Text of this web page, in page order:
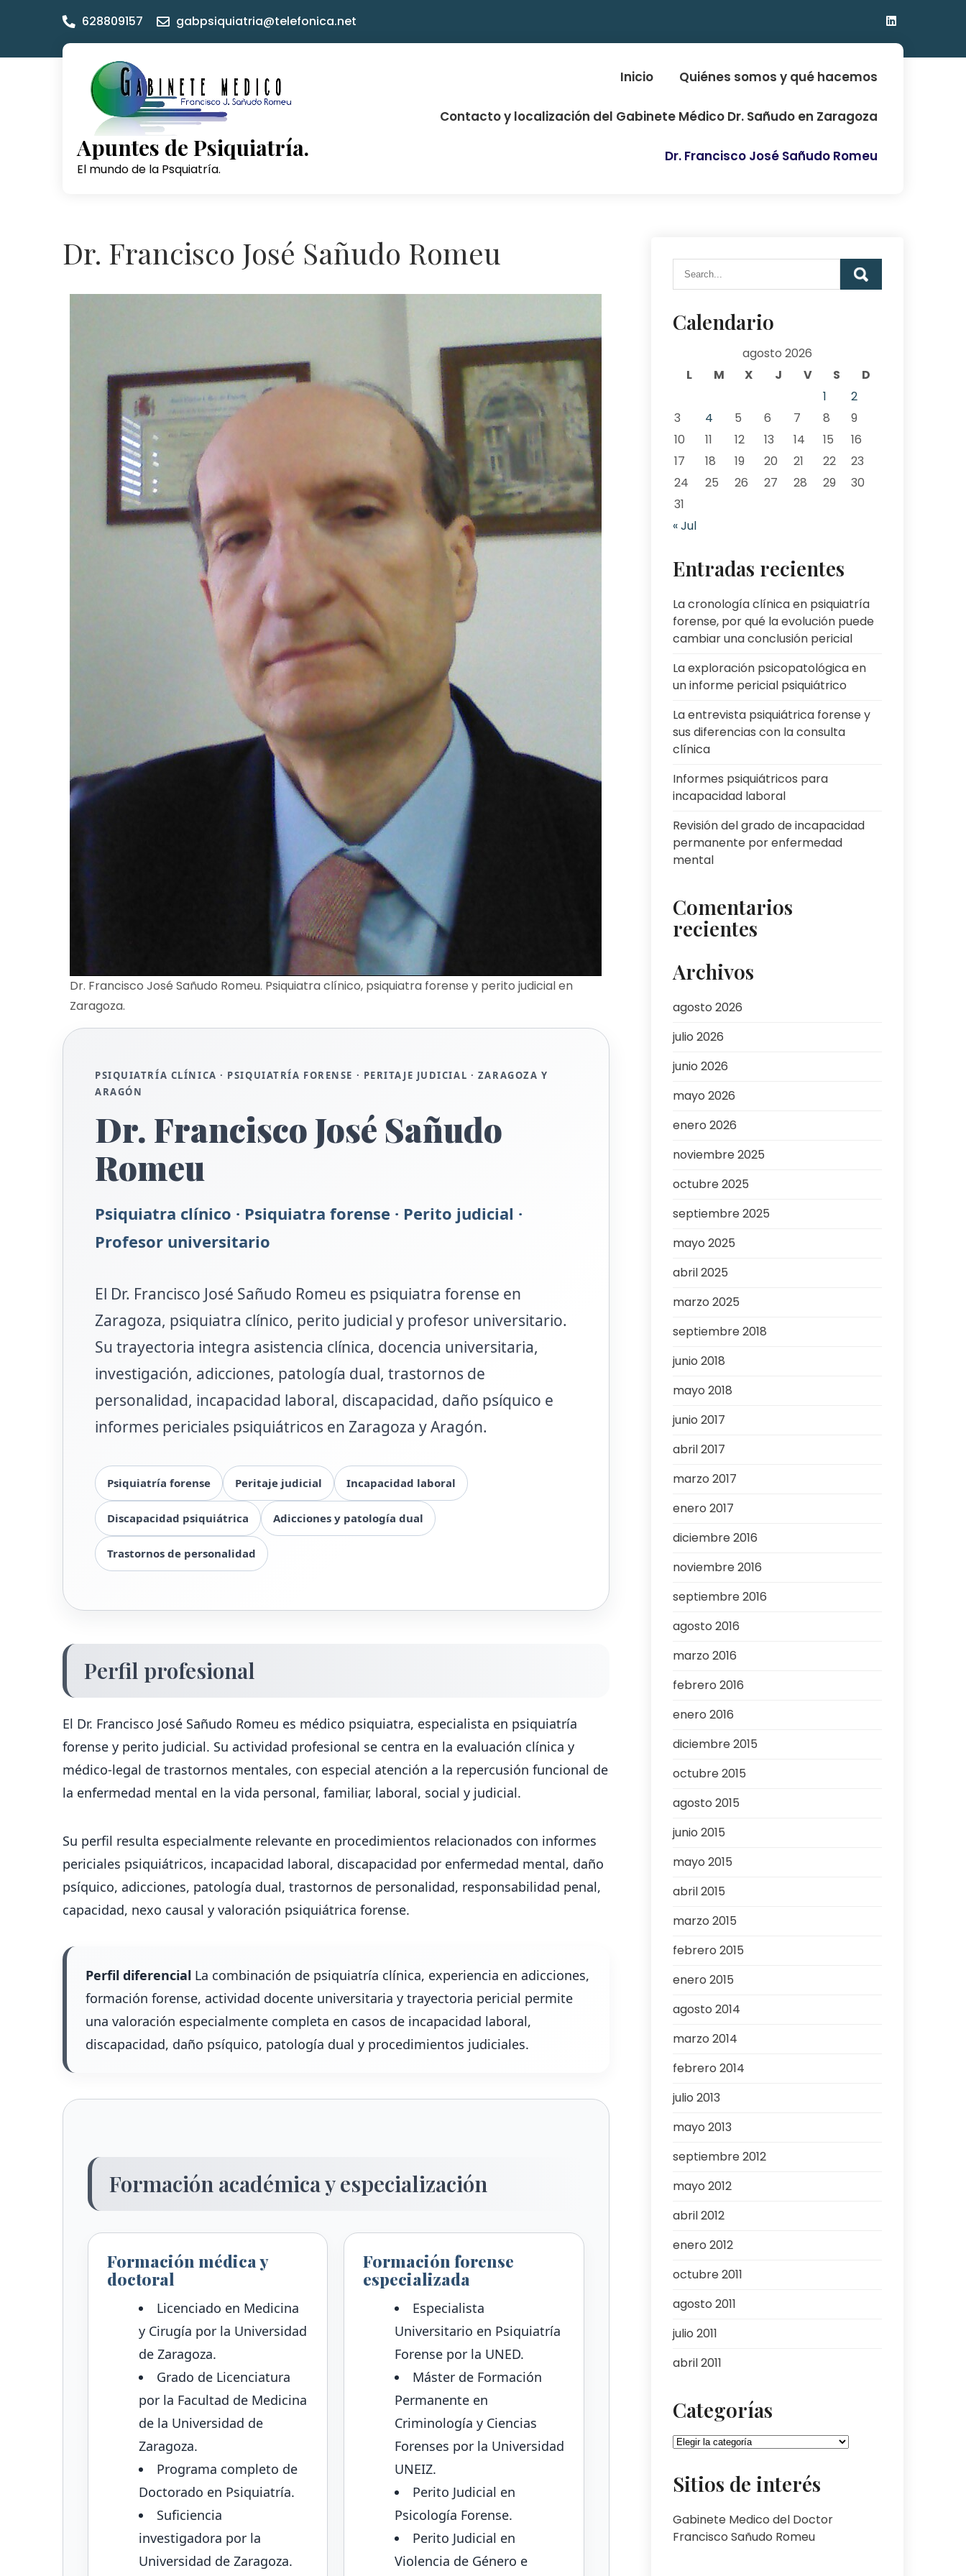
628809157 gabpsiquiatria@telefonica.net
Apuntes de Psiquiatría.
El mundo de la Psquiatría.
Inicio Quiénes somos y qué hacemos
Contacto y localización del Gabinete Médico Dr. Sañudo en Zaragoza
Dr. Francisco José Sañudo Romeu
Dr. Francisco José Sañudo Romeu
Dr. Francisco José Sañudo Romeu. Psiquiatra clínico, psiquiatra forense y perito judicial en
Zaragoza.
PSIQUIATRÍA CLÍNICA · PSIQUIATRÍA FORENSE · PERITAJE JUDICIAL · ZARAGOZA Y
ARAGÓN
Dr. Francisco José Sañudo
Romeu
Psiquiatra clínico · Psiquiatra forense · Perito judicial ·
Profesor universitario
El Dr. Francisco José Sañudo Romeu es psiquiatra forense en
Zaragoza, psiquiatra clínico, perito judicial y profesor universitario.
Su trayectoria integra asistencia clínica, docencia universitaria,
investigación, adicciones, patología dual, trastornos de
personalidad, incapacidad laboral, discapacidad, daño psíquico e
informes periciales psiquiátricos en Zaragoza y Aragón.
Psiquiatría forense Peritaje judicial Incapacidad laboral
Discapacidad psiquiátrica Adicciones y patología dual
Trastornos de personalidad
Perfil profesional
El Dr. Francisco José Sañudo Romeu es médico psiquiatra, especialista en psiquiatría
forense y perito judicial. Su actividad profesional se centra en la evaluación clínica y
médico-legal de trastornos mentales, con especial atención a la repercusión funcional de
la enfermedad mental en la vida personal, familiar, laboral, social y judicial.
Su perfil resulta especialmente relevante en procedimientos relacionados con informes
periciales psiquiátricos, incapacidad laboral, discapacidad por enfermedad mental, daño
psíquico, adicciones, patología dual, trastornos de personalidad, responsabilidad penal,
capacidad, nexo causal y valoración psiquiátrica forense.
Perfil diferencial La combinación de psiquiatría clínica, experiencia en adicciones,
formación forense, actividad docente universitaria y trayectoria pericial permite
una valoración especialmente completa en casos de incapacidad laboral,
discapacidad, daño psíquico, patología dual y procedimientos judiciales.
Formación académica y especialización
Formación médica y
doctoral
Licenciado en Medicina
y Cirugía por la Universidad
de Zaragoza.
Grado de Licenciatura
por la Facultad de Medicina
de la Universidad de
Zaragoza.
Programa completo de
Doctorado en Psiquiatría.
Suficiencia
investigadora por la
Universidad de Zaragoza.
Formación forense
especializada
Especialista
Universitario en Psiquiatría
Forense por la UNED.
Máster de Formación
Permanente en
Criminología y Ciencias
Forenses por la Universidad
UNEIZ.
Perito Judicial en
Psicología Forense.
Perito Judicial en
Violencia de Género e
Calendario
agosto 2026
L
M X J V S
D
1
2
3
4 5 6 7 8
9
10
11 12 13 14 15
16
17
18 19 20 21 22
23
24
25 26 27 28 29
30
31
« Jul
Entradas recientes
La cronología clínica en psiquiatría
forense, por qué la evolución puede
cambiar una conclusión pericial
La exploración psicopatológica en
un informe pericial psiquiátrico
La entrevista psiquiátrica forense y
sus diferencias con la consulta
clínica
Informes psiquiátricos para
incapacidad laboral
Revisión del grado de incapacidad
permanente por enfermedad
mental
Comentarios
recientes
Archivos
agosto 2026
julio 2026
junio 2026
mayo 2026
enero 2026
noviembre 2025
octubre 2025
septiembre 2025
mayo 2025
abril 2025
marzo 2025
septiembre 2018
junio 2018
mayo 2018
junio 2017
abril 2017
marzo 2017
enero 2017
diciembre 2016
noviembre 2016
septiembre 2016
agosto 2016
marzo 2016
febrero 2016
enero 2016
diciembre 2015
octubre 2015
agosto 2015
junio 2015
mayo 2015
abril 2015
marzo 2015
febrero 2015
enero 2015
agosto 2014
marzo 2014
febrero 2014
julio 2013
mayo 2013
septiembre 2012
mayo 2012
abril 2012
enero 2012
octubre 2011
agosto 2011
julio 2011
abril 2011
Categorías
Categorías
Sitios de interés
Gabinete Medico del Doctor
Francisco Sañudo Romeu